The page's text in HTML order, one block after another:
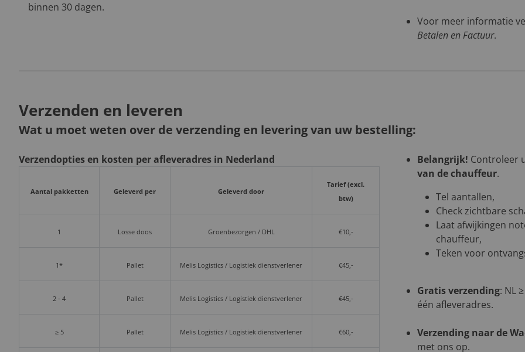
binnen 30 dagen.
Voor meer informatie
Betalen en Factuur.
Verzenden en leveren
Wat u moet weten over de verzending en levering van uw bestelling:
Verzendopties en kosten per afleveradres in Nederland
Aantal pakketten Geleverd per Geleverd door
Tarief (excl.
btw)
1 Losse doos Groenbezorgen / DHL €10,-
1* Pallet Melis Logistics / Logistiek dienstverlener €45,-
2 - 4 Pallet Melis Logistics / Logistiek dienstverlener €45,-
≥ 5 Pallet Melis Logistics / Logistiek dienstverlener €60,-
Belangrijk! Controleer
van de chauffeur.
Tel aantallen,
Check zichtbare
Laat afwijkingen
chauffeur,
Teken voor
Gratis verzending: NL
één afleveradres.
Verzending naar de
met ons op.